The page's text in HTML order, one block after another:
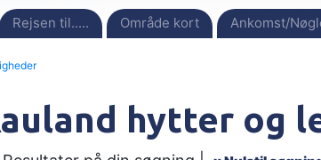
Rejsen til..... Område kort Ankomst/
hytter og